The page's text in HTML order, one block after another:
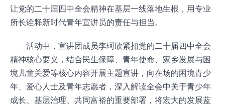
让党的二十届四中全会精神在基层一线落地生根，用专业
所长诠释新时代青年宣讲员的责任与担当。
活动中，宣讲团成员李珂欣紧扣党的二十届四中全会
精神核心要义，结合民生保障、青年使命、家乡发展与困
境儿童关爱等核心内容开展主题宣讲，向在场的困境青少
年、爱心人士及青年志愿者，深入解读全会中关于青少年
成长、基层治理、共同富裕的重要部署，将宏大的发展蓝